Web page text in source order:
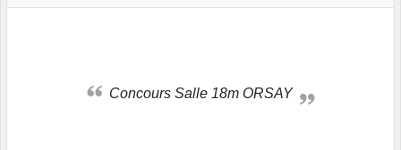
Concours Salle 18m ORSAY